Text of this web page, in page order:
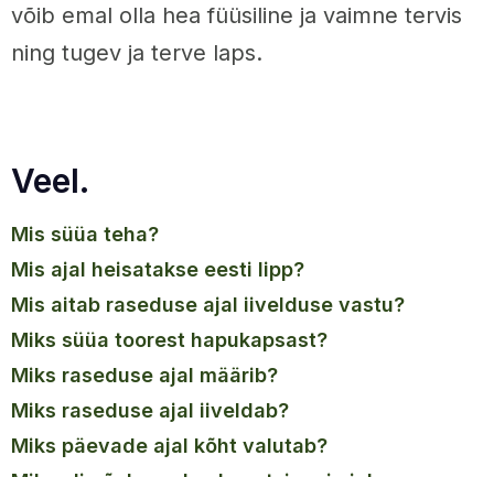
võib emal olla hea füüsiline ja vaimne tervis
ning tugev ja terve laps.
Veel.
mis süüa teha?
mis ajal heisatakse eesti lipp?
mis aitab raseduse ajal iivelduse vastu?
miks süüa toorest hapukapsast?
miks raseduse ajal määrib?
miks raseduse ajal iiveldab?
miks päevade ajal kõht valutab?